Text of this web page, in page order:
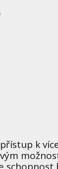
k
schopnost